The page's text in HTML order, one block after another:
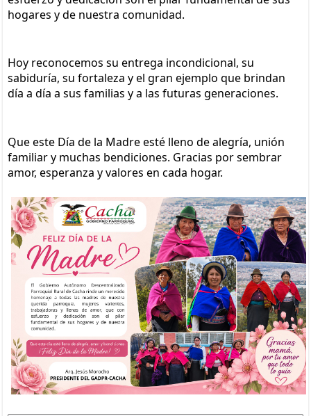
hogares y de nuestra comunidad.
Hoy reconocemos su entrega incondicional, su
sabiduría, su fortaleza y el gran ejemplo que brindan
día a día a sus familias y a las futuras generaciones.
Que este Día de la Madre esté lleno de alegría, unión
familiar y muchas bendiciones. Gracias por sembrar
amor, esperanza y valores en cada hogar.